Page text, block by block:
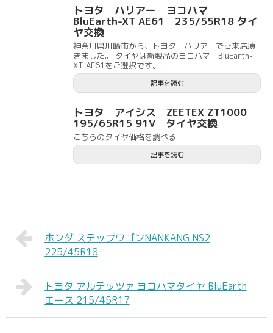
トヨタ ハリアー ヨコハマ
BluEarth-XT AE61 235/55R18 タイ
ヤ交換
神奈川県川崎市から、トヨタ ハリアーでご来店頂
きました。 タイヤは新製品のヨコハマ BluEarth-
XT AE61をご選択です。...
記事を読む
トヨタ アイシス ZEETEX ZT1000
195/65R15 91V タイヤ交換
こちらのタイヤ価格を調べる
記事を読む
ホンダ ステップワゴンNANKANG NS2
225/45R18
トヨタ アルテッツァ ヨコハマタイヤ BluEarth
エース 215/45R17